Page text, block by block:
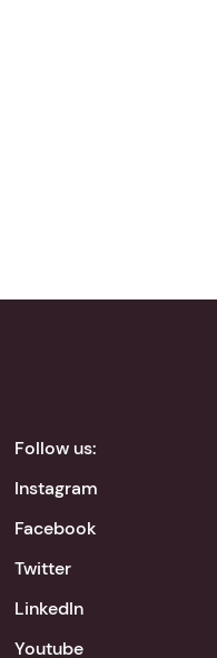
Follow us:
Instagram
Facebook
Twitter
LinkedIn
Youtube